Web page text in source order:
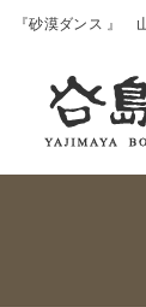
『砂漠ダンス 』